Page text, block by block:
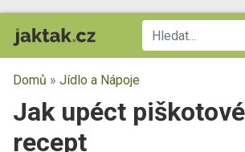
Domů » Jídlo a Nápoje
Jak upéct
recept